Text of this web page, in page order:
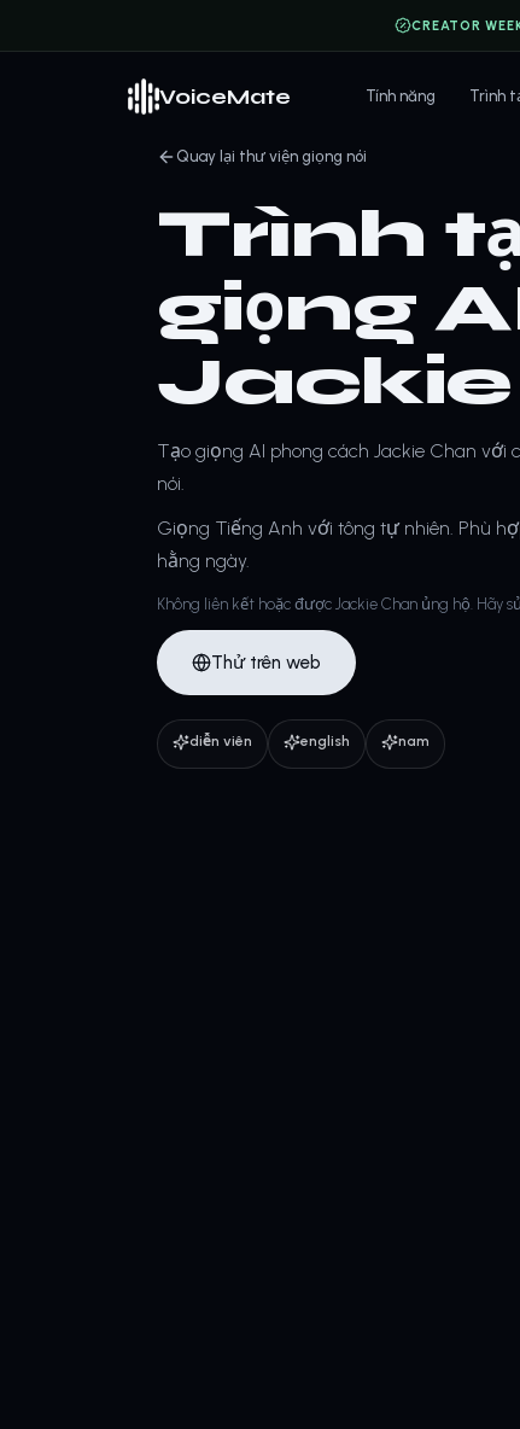
CREATOR
VoiceMate Tính năng Trình
Quay lại thư viện giọng nói
Trình
giọng
Tạo giọng AI phong cách Jackie Chan
nói.
Giọng Tiếng Anh với tông tự nhiên. Phù
hằng ngày.
Không liên kết hoặc được Jackie Chan ủng hộ. Hãy
Thử trên web
diễn viên english nam